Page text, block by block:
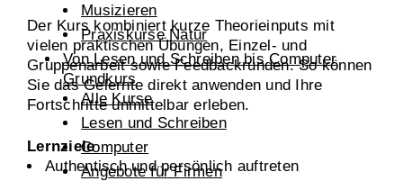
Musizieren
Praxiskurse Natur
Von Lesen und Schreiben bis Computer
Grundkurs
Alle Kurse
Lesen und Schreiben
Computer
Angebote für Firmen
Der Kurs kombiniert kurze Theorieinputs mit
vielen praktischen Übungen, Einzel- und
Gruppenarbeit sowie Feedbackrunden. So können
Sie das Gelernte direkt anwenden und Ihre
Fortschritte unmittelbar erleben.
Lernziele
Authentisch und persönlich auftreten